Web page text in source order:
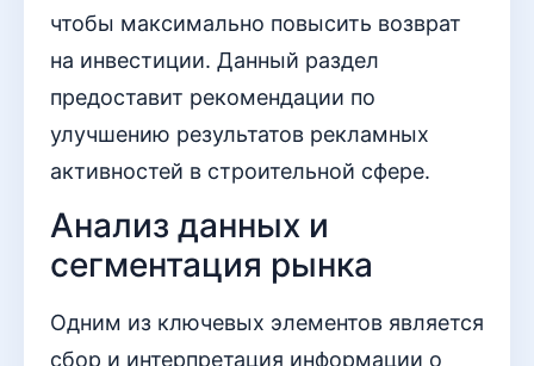
чтобы максимально повысить возврат
на инвестиции. Данный раздел
предоставит рекомендации по
улучшению результатов рекламных
активностей в строительной сфере.
Анализ данных и
сегментация рынка
Одним из ключевых элементов является
сбор и интерпретация информации о